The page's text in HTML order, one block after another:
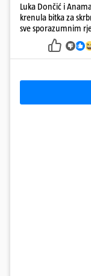
Luka Dončić i
krenula bitka za
sve sporazumnim
u Sloveniji